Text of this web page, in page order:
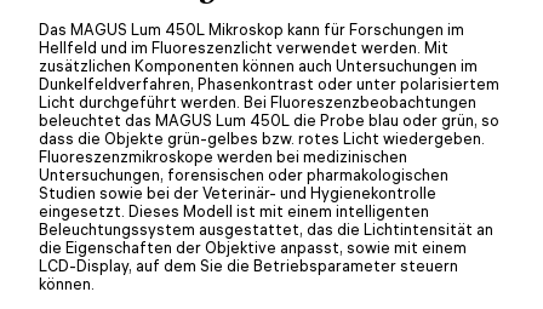
Das MAGUS Lum 450L Mikroskop kann für Forschungen im
Hellfeld und im Fluoreszenzlicht verwendet werden. Mit
zusätzlichen Komponenten können auch Untersuchungen im
Dunkelfeldverfahren, Phasenkontrast oder unter polarisiertem
Licht durchgeführt werden. Bei Fluoreszenzbeobachtungen
beleuchtet das MAGUS Lum 450L die Probe blau oder grün, so
dass die Objekte grün-gelbes bzw. rotes Licht wiedergeben.
Fluoreszenzmikroskope werden bei medizinischen
Untersuchungen, forensischen oder pharmakologischen
Studien sowie bei der Veterinär- und Hygienekontrolle
eingesetzt. Dieses Modell ist mit einem intelligenten
Beleuchtungssystem ausgestattet, das die Lichtintensität an
die Eigenschaften der Objektive anpasst, sowie mit einem
LCD-Display, auf dem Sie die Betriebsparameter steuern
können.